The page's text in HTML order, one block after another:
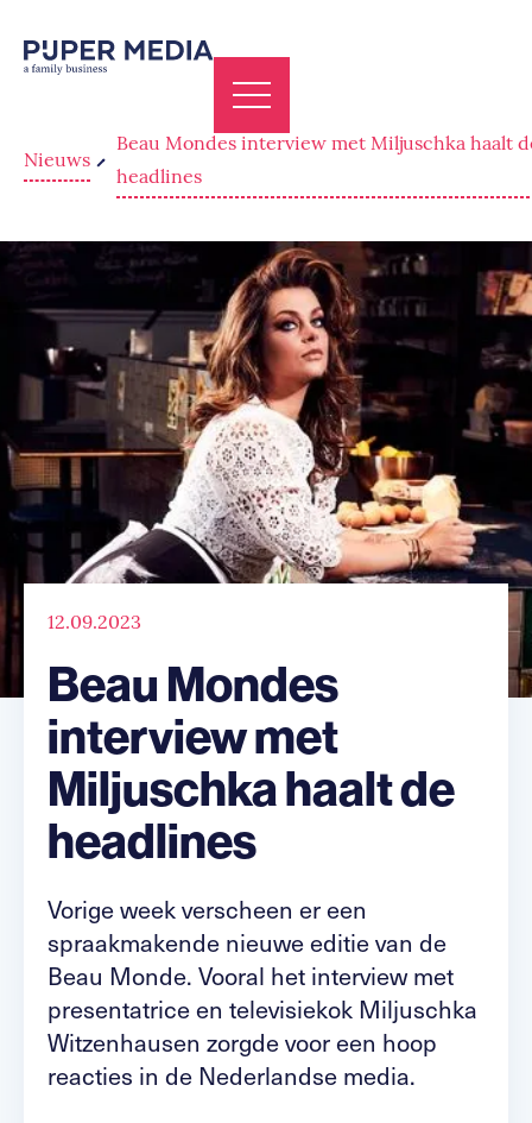
Nieuws
Beau Mondes interview met Miljuschka haalt
headlines
12.09.2023
Beau Mondes
interview met
Miljuschka haalt de
headlines
Vorige week verscheen er een
spraakmakende nieuwe editie van de
Beau Monde. Vooral het interview met
presentatrice en televisiekok Miljuschka
Witzenhausen zorgde voor een hoop
reacties in de Nederlandse media.